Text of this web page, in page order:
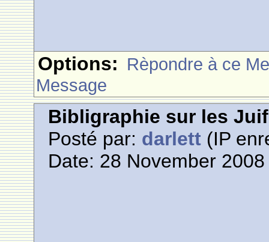
Options: Rèpondre à ce
Message
Bibligraphie sur les
Posté par: darlett (IP
Date: 28 November